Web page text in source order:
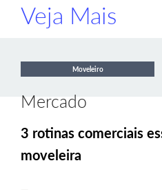
Veja Mais
Moveleiro
Mercado
3 rotinas comerciais
moveleira